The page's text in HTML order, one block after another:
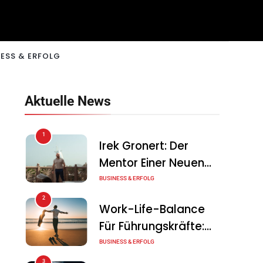
& ERFOLG
Aktuelle News
1
Irek Gronert: Der
Mentor Einer Neuen
Generation Von
BUSINESS & ERFOLG
2
Work-Life-Balance
Für Führungskräfte:
Illusion Oder Echte
BUSINESS & ERFOLG
3